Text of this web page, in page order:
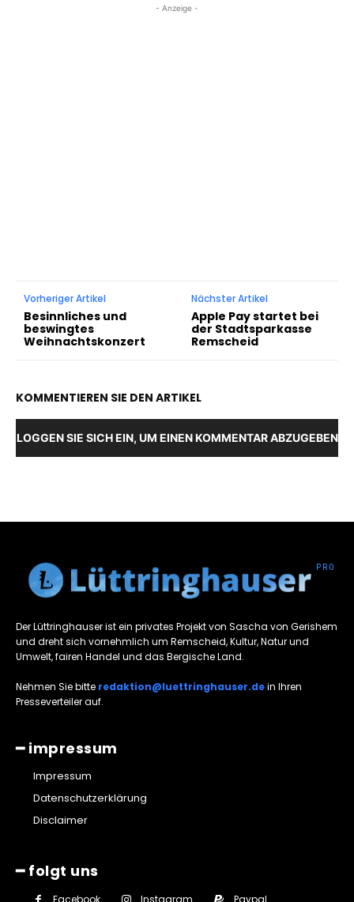
- Anzeige -
Vorheriger Artikel
Besinnliches und
beswingtes
Weihnachtskonzert
Nächster Artikel
Apple Pay startet bei
der Stadtsparkasse
Remscheid
KOMMENTIEREN SIE DEN ARTIKEL
LOGGEN SIE SICH EIN, UM EINEN KOMMENTAR ABZUGEBEN
Der Lüttringhauser ist ein privates Projekt von Sascha von Gerishem
und dreht sich vornehmlich um Remscheid, Kultur, Natur und
Umwelt, fairen Handel und das Bergische Land.
Nehmen Sie bitte redaktion@luettringhauser.dein Ihren
Presseverteiler auf.
━ impressum
Impressum
Datenschutzerklärung
Disclaimer
━ folgt uns